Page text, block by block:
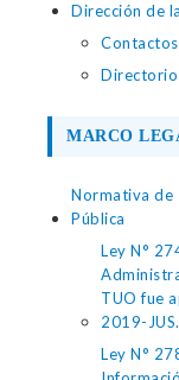
Dirección de
Contactos
Directorio
MARCO
Normativa de
Pública
Ley N°
TUO fue
2019-JUS.
Ley N°